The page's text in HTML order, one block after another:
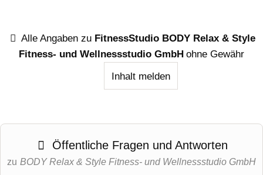
Alle Angaben zu FitnessStudio BODY Relax & Style
Fitness- und Wellnessstudio GmbH ohne Gewähr
Inhalt melden
Öffentliche Fragen und Antworten
zu BODY Relax & Style Fitness- und Wellnessstudio GmbH